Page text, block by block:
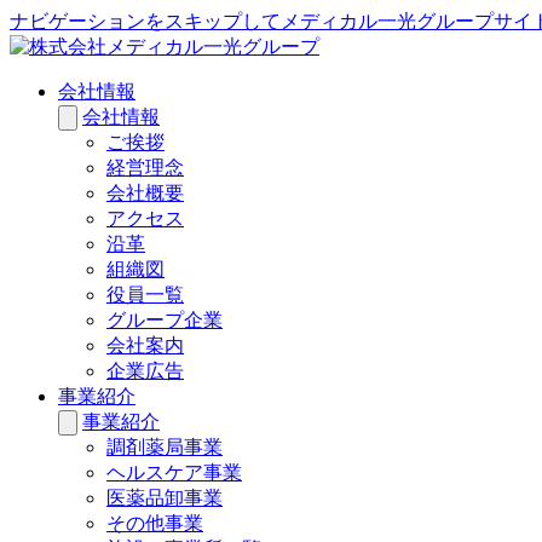
ナビゲーションをスキップしてメディカル一光グループサイ
会社情報
会社情報
ご挨拶
経営理念
会社概要
アクセス
沿革
組織図
役員一覧
グループ企業
会社案内
企業広告
事業紹介
事業紹介
調剤薬局事業
ヘルスケア事業
医薬品卸事業
その他事業